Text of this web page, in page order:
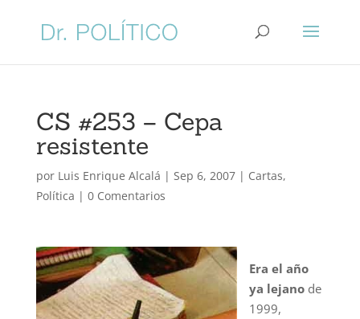
CS #253 – Cepa
resistente
por Luis Enrique Alcalá | Sep 6, 2007| Cartas,
Política | 0 Comentarios
Era el año
ya lejanode
1999,